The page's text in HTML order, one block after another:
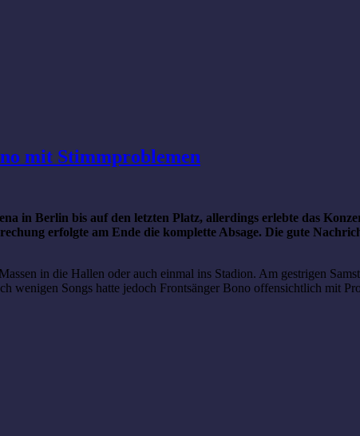
mit Stimmproblemen
in Berlin bis auf den letzten Platz, allerdings erlebte das
erfolgte am Ende die komplette Absage. Die gute
in die Hallen oder auch einmal ins Stadion. Am gestrigen
wenigen Songs hatte jedoch Frontsänger Bono offensichtlich mit